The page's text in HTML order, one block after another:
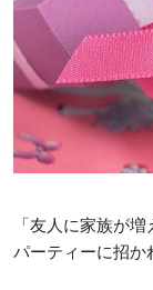
「友人に家族が
パーティーに招か